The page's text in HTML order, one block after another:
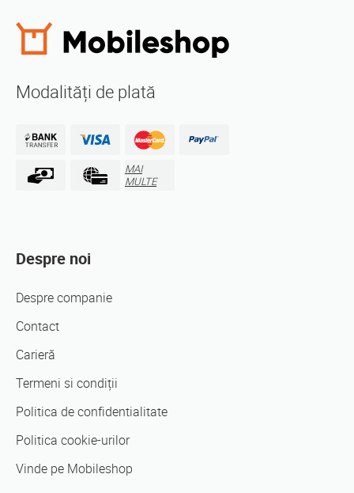
Modalități de plată
MAI
MULTE
Despre noi
Despre companie
Contact
Carieră
Termeni si condiții
Politica de confidentialitate
Politica cookie-urilor
Vinde pe Mobileshop